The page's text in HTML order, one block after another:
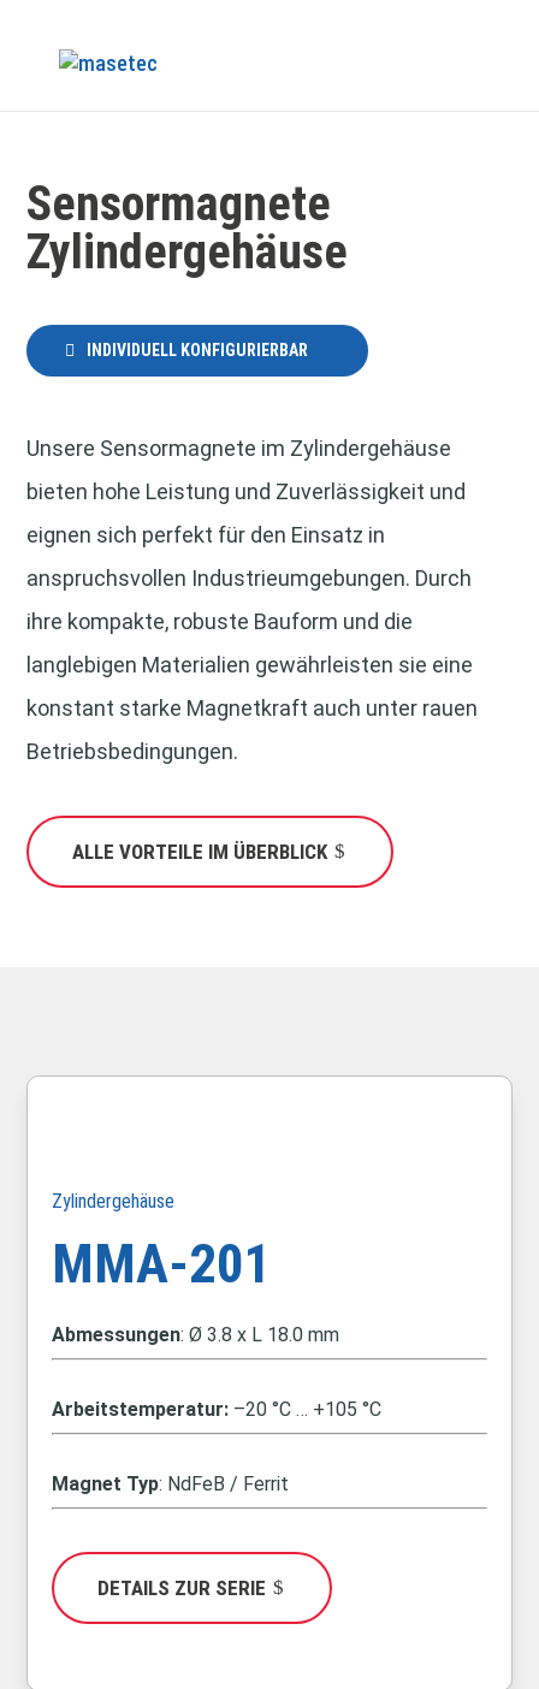
Sensormagnete
Zylindergehäuse
INDIVIDUELL KONFIGURIERBAR
Unsere Sensormagnete im Zylindergehäuse
bieten hohe Leistung und Zuverlässigkeit und
eignen sich perfekt für den Einsatz in
anspruchsvollen Industrieumgebungen. Durch
ihre kompakte, robuste Bauform und die
langlebigen Materialien gewährleisten sie eine
konstant starke Magnetkraft auch unter rauen
Betriebsbedingungen.
ALLE VORTEILE IM ÜBERBLICK
Zylindergehäuse
MMA-201
Abmessungen: Ø 3.8 x L 18.0 mm
Arbeitstemperatur: –20 °C … +105 °C
Magnet Typ: NdFeB / Ferrit
DETAILS ZUR SERIE